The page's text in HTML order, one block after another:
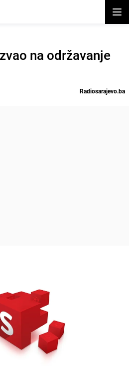
na održavanje
Radiosarajevo.ba